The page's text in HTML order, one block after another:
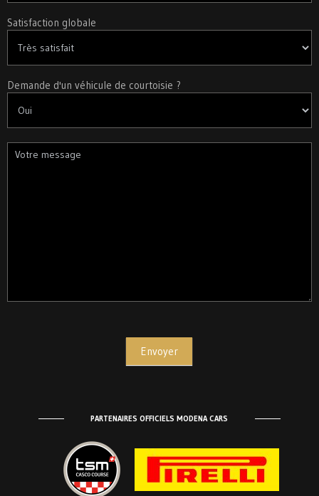
Satisfaction globale
Demande d'un véhicule de courtoisie ?
Envoyer
PARTENAIRES OFFICIELS MODENA CARS